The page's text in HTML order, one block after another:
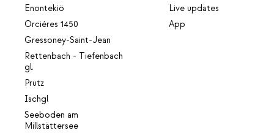
Enontekiö
Orcières 1450
Gressoney-Saint-Jean
Rettenbach - Tiefenbach
gl.
Prutz
Ischgl
Seeboden am
Millstättersee
Live updates
App